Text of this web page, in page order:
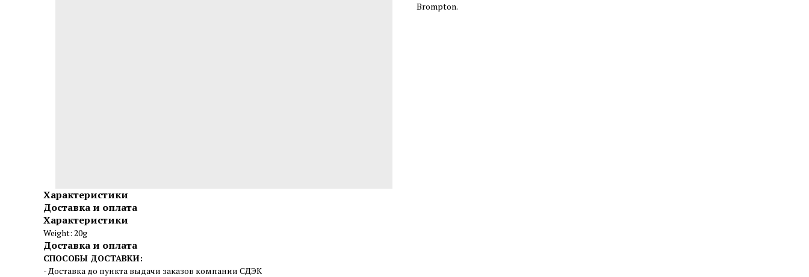
Brompton.
Характеристики
Доставка и оплата
Характеристики
Weight: 20g
Доставка и оплата
СПОСОБЫ ДОСТАВКИ:
- Доставка до пункта выдачи заказов компании СДЭК